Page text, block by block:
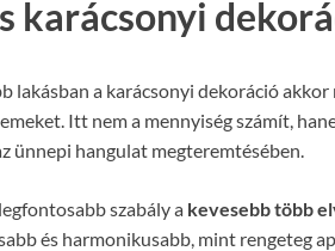
karácsonyi
lakásban a karácsonyi dekoráció
Itt nem a mennyiség számít,
ünnepi hangulat megteremtésében.
szabály a kevesebb több
és harmonikusabb, mint rengeteg